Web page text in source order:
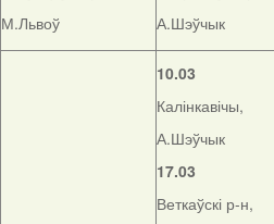
М.Львоў
А.Шэўчык
10.03
Калінкавічы,
А.Шэўчык
17.03
Веткаўскі р-н,